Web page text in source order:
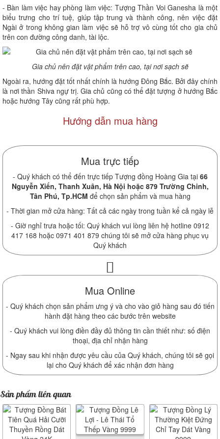
- Bàn làm việc hay phòng làm việc: Tượng Thần Voi Ganesha là một
biểu trưng cho trí tuệ, giúp tập trung và thành công, nên việc đặt
Ngài ở trong không gian làm việc sẽ hỗ trợ vô cùng tốt cho gia chủ
trên con đường công danh, tài lộc.
Gia chủ nên đặt vật phẩm trên cao, tại nơi sạch sẽ
Ngoài ra, hướng đặt tốt nhất chính là hướng Đông Bắc. Bởi đây chính
là nơi thần Shiva ngự trị. Gia chủ cũng có thể đặt tượng ở hướng Bắc
hoặc hướng Tây cũng rất phù hợp.
Hướng dẫn mua hàng
Mua trực tiếp
- Quý khách có thể đến trực tiếp Tượng đồng Hoàng Gia tại 66
Nguyễn Xiển, Thanh Xuân, Hà Nội hoặc 879 Trường Chinh,
Tân Phú, Tp.HCM để chọn sản phẩm và mua hàng
- Thời gian mở cửa hàng: Tất cả các ngày trong tuần kể cả ngày lễ
- Giờ nghỉ trưa hoặc tối: Quý khách vui lòng liên hệ hotline 0912
417 168 hoặc 0971 401 879 chúng tôi sẽ mở cửa hàng phục vụ
Quý khách
Mua Online
- Quý khách chọn sản phẩm ưng ý và cho vào giỏ hàng sau đó tiến
hành đặt hàng theo các bước trên website
- Quý khách vui lòng điền đầy đủ thông tin cần thiết như: số điện
thoại, địa chỉ nhận hàng
- Ngay sau khi nhận được yêu cầu của Quý khách, chúng tôi sẽ gọi
lại cho Quý khách để xác nhận đơn hàng
Sản phẩm liên quan